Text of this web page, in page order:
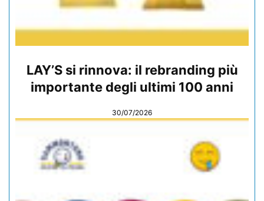
LAY’S si rinnova: il rebranding più
importante degli ultimi 100 anni
30/07/2026